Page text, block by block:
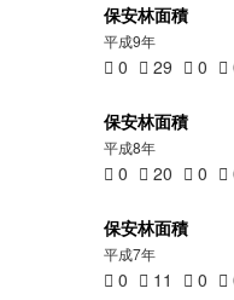
保安林面積
平成9年
0 29 0
保安林面積
平成8年
0 20 0
保安林面積
平成7年
0 11 0